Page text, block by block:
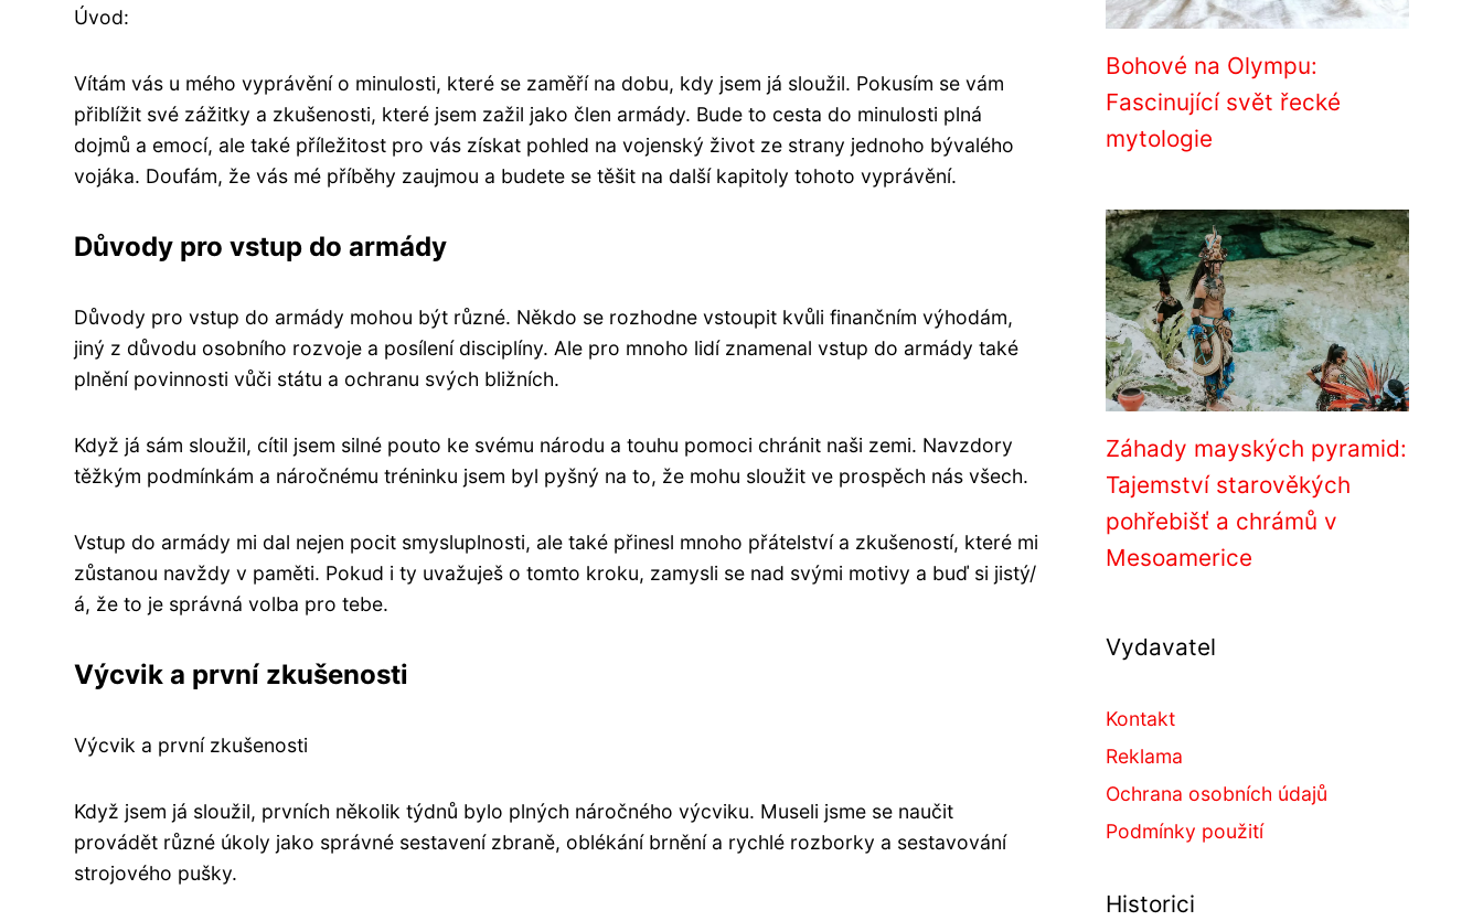
Úvod:
Vítám vás u mého vyprávění o minulosti, které se zaměří na dobu, kdy jsem já sloužil. Pokusím se vám
přiblížit své zážitky a zkušenosti, které jsem zažil jako člen armády. Bude to cesta do minulosti plná
dojmů a emocí, ale také příležitost pro vás získat pohled na vojenský život ze strany jednoho bývalého
vojáka. Doufám, že vás mé příběhy zaujmou a budete se těšit na další kapitoly tohoto vyprávění.
Důvody pro vstup do armády
Důvody pro vstup do armády mohou být různé. Někdo se rozhodne vstoupit kvůli finančním výhodám,
jiný z důvodu osobního rozvoje a posílení disciplíny. Ale pro mnoho lidí znamenal vstup do armády také
plnění povinnosti vůči státu a ochranu svých bližních.
Když já sám sloužil, cítil jsem silné pouto ke svému národu a touhu pomoci chránit naši zemi. Navzdory
těžkým podmínkám a náročnému tréninku jsem byl pyšný na to, že mohu sloužit ve prospěch nás všech.
Vstup do armády mi dal nejen pocit smysluplnosti, ale také přinesl mnoho přátelství a zkušeností, které mi
zůstanou navždy v paměti. Pokud i ty uvažuješ o tomto kroku, zamysli se nad svými motivy a buď si jistý/
á, že to je správná volba pro tebe.
Výcvik a první zkušenosti
Výcvik a první zkušenosti
Když jsem já sloužil, prvních několik týdnů bylo plných náročného výcviku. Museli jsme se naučit
provádět různé úkoly jako správné sestavení zbraně, oblékání brnění a rychlé rozborky a sestavování
strojového pušky.
Bohové na Olympu:
Fascinující svět řecké
mytologie
Záhady mayských pyramid:
Tajemství starověkých
pohřebišť a chrámů v
Mesoamerice
Vydavatel
Kontakt
Reklama
Ochrana osobních údajů
Podmínky použití
Historici